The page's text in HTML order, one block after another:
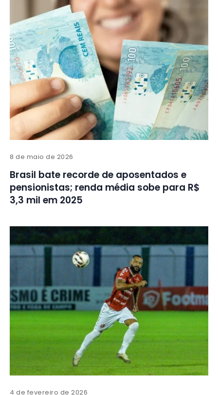
8 de maio de 2026
Brasil bate recorde de aposentados e
pensionistas; renda média sobe para R$
3,3 mil em 2025
4 de fevereiro de 2026